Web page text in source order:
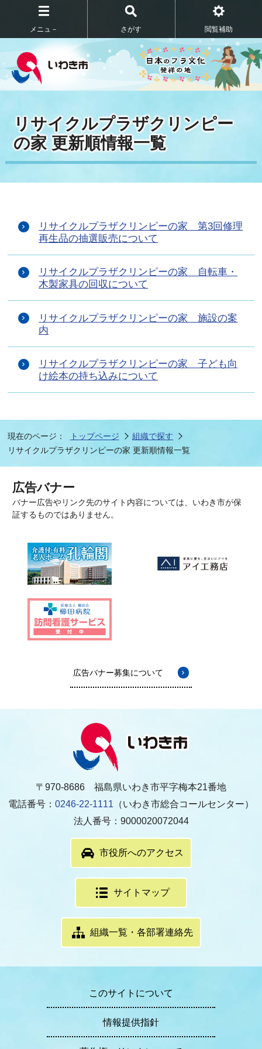
メニュ－ さがす 閲覧補助
リサイクルプラザクリンピー
の家 更新順情報一覧
リサイクルプラザクリンピーの家 第3回修理
再生品の抽選販売について
リサイクルプラザクリンピーの家 自転車・
木製家具の回収について
リサイクルプラザクリンピーの家 施設の案
内
リサイクルプラザクリンピーの家 子ども向
け絵本の持ち込みについて
現在のページ： トップページ
組織で探す
リサイクルプラザクリンピーの家 更新順情報一覧
広告バナー
バナー広告やリンク先のサイト内容については、いわき市が保
証するものではありません。
広告バナー募集について
〒970-8686 福島県いわき市平字梅本21番地
電話番号： 0246-22-1111 （いわき市総合コールセンター）
法人番号：9000020072044
市役所へのアクセス
サイトマップ
組織一覧・各部署連絡先
このサイトについて
情報提供指針